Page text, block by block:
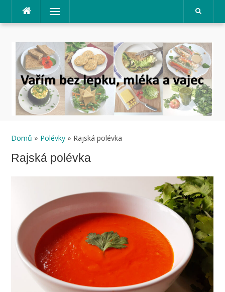
Přeskočit
obsah
Menu
Domů » Polévky » Rajská polévka
Rajská polévka